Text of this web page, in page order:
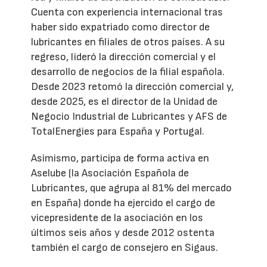
Cuenta con experiencia internacional tras
haber sido expatriado como director de
lubricantes en filiales de otros países. A su
regreso, lideró la dirección comercial y el
desarrollo de negocios de la filial española.
Desde 2023 retomó la dirección comercial y,
desde 2025, es el director de la Unidad de
Negocio Industrial de Lubricantes y AFS de
TotalEnergies para España y Portugal.
Asimismo, participa de forma activa en
Aselube (la Asociación Española de
Lubricantes, que agrupa al 81% del mercado
en España) donde ha ejercido el cargo de
vicepresidente de la asociación en los
últimos seis años y desde 2012 ostenta
también el cargo de consejero en Sigaus.